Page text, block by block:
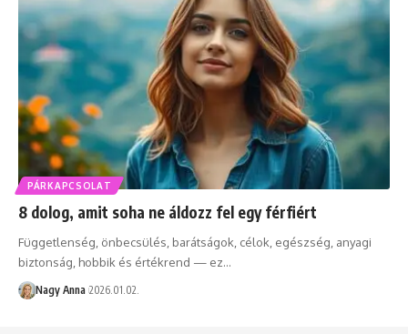
PÁRKAPCSOLAT
8 dolog, amit soha ne áldozz fel egy férfiért
Függetlenség, önbecsülés, barátságok, célok, egészség, anyagi
biztonság, hobbik és értékrend — ez…
Nagy Anna 2026.01.02.